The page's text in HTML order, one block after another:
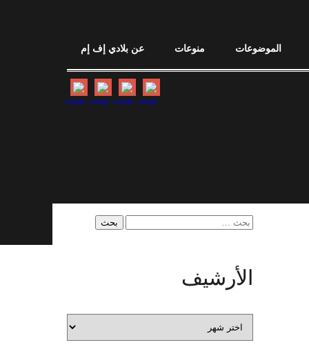
الموضوعات منوعات عن بلادي إف إم
البحث
الأرشيف
الأرشيف